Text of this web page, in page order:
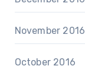
November 2016
October 2016